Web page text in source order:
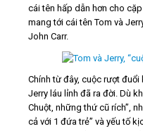
cái tên hấp dẫn hơn cho
mang tới cái tên Tom và
John Carr.
Chính từ đây, cuộc rượt
Jerry láu lỉnh đã ra đời. Dù
Chuột, những thứ cũ rích”,
cả với 1 đứa trẻ” và yếu tố